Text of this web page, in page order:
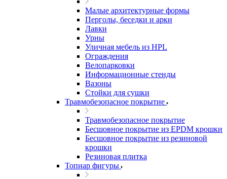
Малые архитектурные формы
Перголы, беседки и арки
Лавки
Урны
Уличная мебель из HPL
Ограждения
Велопарковки
Информационные стенды
Вазоны
Стойки для сушки
Травмобезопасное покрытие
Травмобезопасное покрытие
Бесшовное покрытие из EPDM крошки
Бесшовное покрытие из резиновой
крошки
Резиновая плитка
Топиар фигуры